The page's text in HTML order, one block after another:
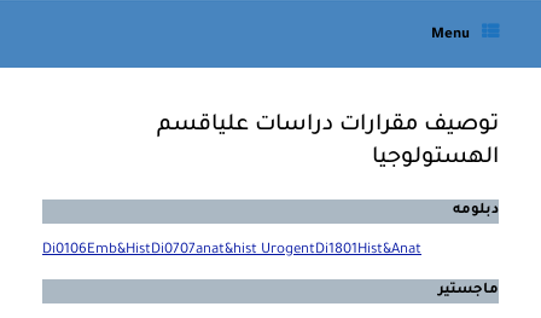
Menu
توصيف مقرارات دراسات علياقسم
الهستولوجيا
دبلومه
Di0106Emb&HistDi0707anat&hist UrogentDi1801Hist&Anat
ماجستير